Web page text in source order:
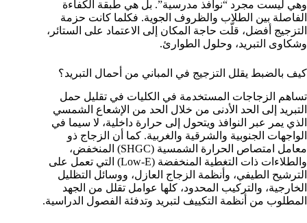
وهي ليست مجرد “نوافذ مدرسية”. بل هي طبقة الكفاءة
الفاصلة بين الطلاب والظروف الجوية. فكلما كانت حزمة
التزجيج أفضل، قلّت حاجة المكان إلى الاعتماد على الستائر،
وشكاوى التبريد، وحلول الطوارئ.
كيف بالضبط يقلل التزجيج في المباني من أحمال التبريد؟
تساهم الزجاجات المستخدمة في الكليات في تقليل حمل
التبريد إلى الحد الأدنى من خلال الحد من الإشعاع الشمسي
الذي يمر عبر النوافذ ويتحول إلى حرارة داخلية، لا سيما في
الواجهات الجنوبية والشرقية والغربية. كما أن الزجاج ذو
معامل امتصاص الحرارة الشمسية (SHGC) المنخفض،
والطلاءات ذات التغطية المنخفضة (Low-E) التي تعمل على
الترشيح الطيفي، وأنظمة الزجاج العازل، ووسائل التظليل
الخارجية، والتركيب المحدود، كلها عوامل تقلل من الجهد
المطلوب من أنظمة التكييف لتبريد وتدفئة الفصول الدراسية.